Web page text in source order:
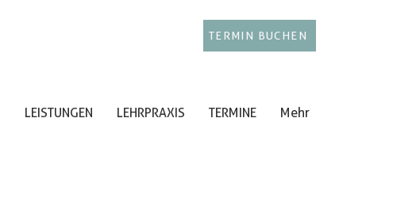
TERMIN BUCHEN
LEISTUNGEN LEHRPRAXIS TERMINE Mehr